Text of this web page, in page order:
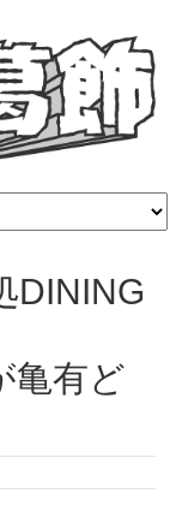
DINING
亀有ど